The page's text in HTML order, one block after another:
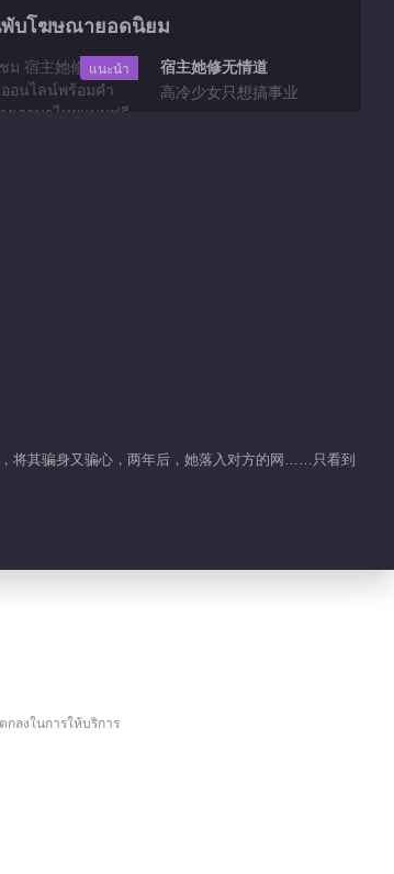
บโฆษณายอดนิยม
แนะนำ
宿主她修无情道
高冷少女只想搞事业
这些人是冲着青崖来
将其骗身又骗心，两年后，她落入对方的网……只看到
กลงในการให้บริการ